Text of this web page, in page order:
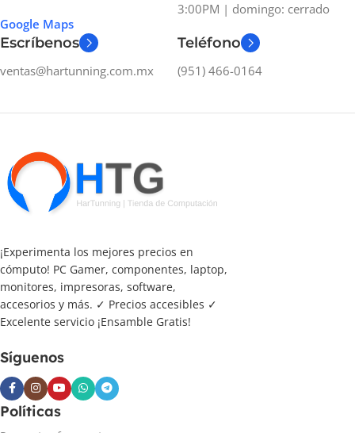
Google Maps
3:00PM | domingo: cerrado
Escríbenos
ventas@hartunning.com.mx
Teléfono
(951) 466-0164
¡Experimenta los mejores precios en
cómputo! PC Gamer, componentes, laptop,
monitores, impresoras, software,
accesorios y más. ✓ Precios accesibles ✓
Excelente servicio ¡Ensamble Gratis!
Síguenos
Políticas